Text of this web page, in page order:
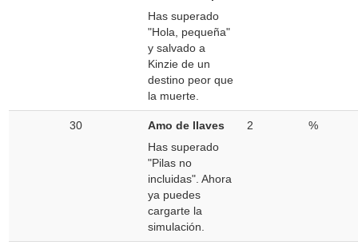
Has superado
"Hola, pequeña"
y salvado a
Kinzie de un
destino peor que
la muerte.
30
Amo de llaves
Has superado
"Pilas no
incluidas". Ahora
ya puedes
cargarte la
simulación.
2 %